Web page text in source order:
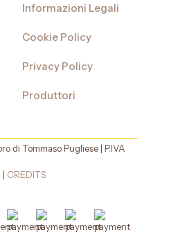
Informazioni Legali
Cookie Policy
Privacy Policy
Produttori
di Tommaso Pugliese | P.IVA
| CREDITS